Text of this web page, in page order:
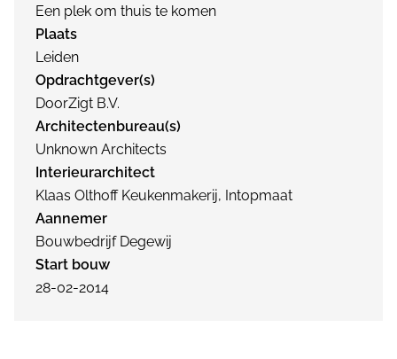
Een plek om thuis te komen
Plaats
Leiden
Opdrachtgever(s)
DoorZigt B.V.
Architectenbureau(s)
Unknown Architects
Interieurarchitect
Klaas Olthoff Keukenmakerij, Intopmaat
Aannemer
Bouwbedrijf Degewij
Start bouw
28-02-2014